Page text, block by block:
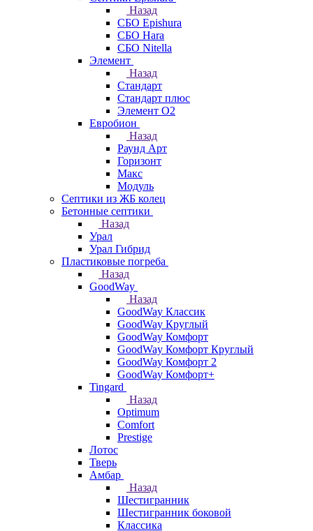
Назад
СБО Epishura
СБО Hara
СБО Nitella
Элемент
Назад
Стандарт
Стандарт плюс
Элемент О2
Евробион
Назад
Раунд Арт
Горизонт
Макс
Модуль
Септики из ЖБ колец
Бетонные септики
Назад
Урал
Урал Гибрид
Пластиковые погреба
Назад
GoodWay
Назад
GoodWay Классик
GoodWay Круглый
GoodWay Комфорт
GoodWay Комфорт Круглый
GoodWay Комфорт 2
GoodWay Комфорт+
Tingard
Назад
Optimum
Comfort
Prestige
Лотос
Тверь
Амбар
Назад
Шестигранник
Шестигранник боковой
Классика